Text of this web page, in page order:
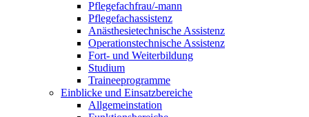
Pflegefachfrau/-mann
Pflegefachassistenz
Anästhesietechnische Assistenz
Operationstechnische Assistenz
Fort- und Weiterbildung
Studium
Traineeprogramme
Einblicke und Einsatzbereiche
Allgemeinstation